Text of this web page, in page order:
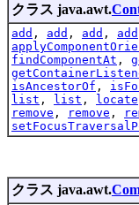
クラス java.awt.
add , add , add , add
findComponentAt ,
isAncestorOf ,
list , list , locate
remove , remove ,
クラス java.awt.